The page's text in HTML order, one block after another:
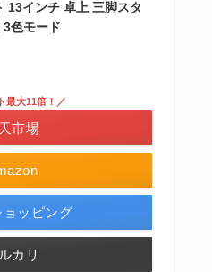
13インチ 卓上 三脚スタ
3色モード
最大11倍！／
市場
ョッピング
カリ